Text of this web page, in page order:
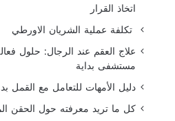
اتخاذ القرار
تكلفة عملية الشريان الاورطي
علاج العقم عند الرجال: حلول
مستشفى بداية
دليل الأمهات للتعامل مع القمل
كل ما تريد معرفته حول الحقن